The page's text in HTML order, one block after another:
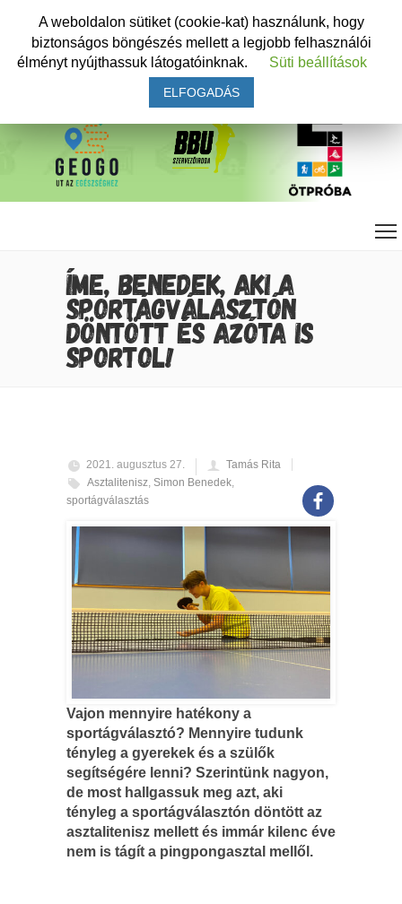
ÍME, BENEDEK, AKI A
SPORTÁGVÁLASZTÓN
DÖNTÖTT ÉS AZÓTA IS
SPORTOL!
2021. augusztus 27.
Tamás Rita
Asztalitenisz, Simon Benedek,
sportágválasztás
Vajon mennyire hatékony a
sportágválasztó? Mennyire tudunk
tényleg a gyerekek és a szülők
segítségére lenni? Szerintünk nagyon,
de most hallgassuk meg azt, aki
tényleg a sportágválasztón döntött az
asztalitenisz mellett és immár kilenc éve
nem is tágít a pingpongasztal mellől.
A weboldalon sütiket (cookie-kat) használunk, hogy
biztonságos böngészés mellett a legjobb felhasználói
élményt nyújthassuk látogatóinknak.
Süti beállítások
ELFOGADÁS